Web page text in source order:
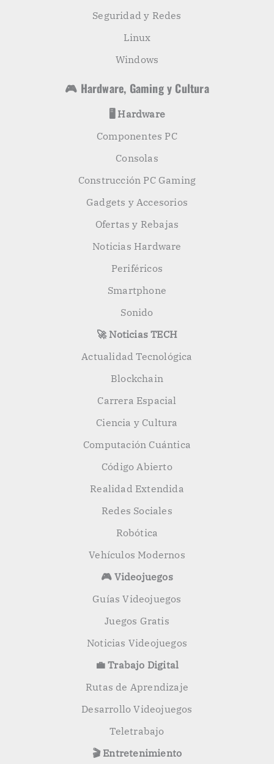
Seguridad y Redes
Linux
Windows
🎮 Hardware, Gaming y Cultura
🖥️ Hardware
Componentes PC
Consolas
Construcción PC Gaming
Gadgets y Accesorios
Ofertas y Rebajas
Noticias Hardware
Periféricos
Smartphone
Sonido
🚀 Noticias TECH
Actualidad Tecnológica
Blockchain
Carrera Espacial
Ciencia y Cultura
Computación Cuántica
Código Abierto
Realidad Extendida
Redes Sociales
Robótica
Vehículos Modernos
🎮 Videojuegos
Guías Videojuegos
Juegos Gratis
Noticias Videojuegos
💼 Trabajo Digital
Rutas de Aprendizaje
Desarrollo Videojuegos
Teletrabajo
🎬 Entretenimiento